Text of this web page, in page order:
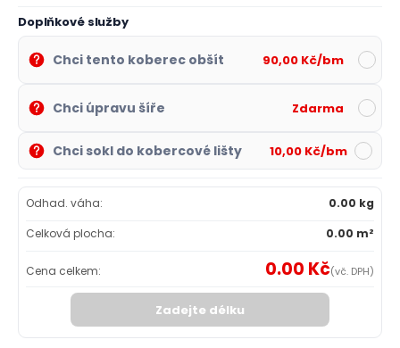
Doplňkové služby
Chci tento koberec obšít 90,00 Kč/bm
Chci úpravu šíře Zdarma
Chci sokl do kobercové lišty 10,00 Kč/bm
Odhad. váha:
0.00 kg
Celková plocha:
0.00 m²
Cena celkem: 0.00 Kč(vč. DPH)
Zadejte délku